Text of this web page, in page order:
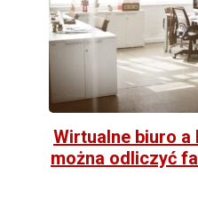
Wirtualne biuro
można odliczyć